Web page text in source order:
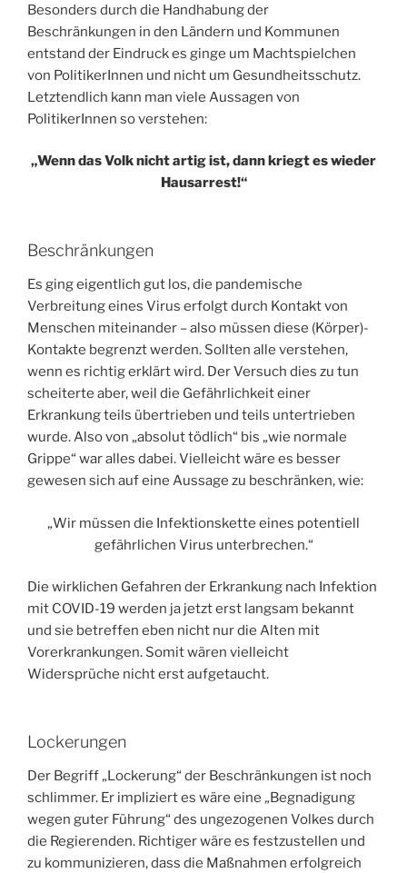
Besonders durch die Handhabung der
Beschränkungen in den Ländern und Kommunen
entstand der Eindruck es ginge um Machtspielchen
von PolitikerInnen und nicht um Gesundheitsschutz.
Letztendlich kann man viele Aussagen von
PolitikerInnen so verstehen:
„Wenn das Volk nicht artig ist, dann kriegt es wieder
Hausarrest!“
Beschränkungen
Es ging eigentlich gut los, die pandemische
Verbreitung eines Virus erfolgt durch Kontakt von
Menschen miteinander – also müssen diese (Körper)-
Kontakte begrenzt werden. Sollten alle verstehen,
wenn es richtig erklärt wird. Der Versuch dies zu tun
scheiterte aber, weil die Gefährlichkeit einer
Erkrankung teils übertrieben und teils untertrieben
wurde. Also von „absolut tödlich“ bis „wie normale
Grippe“ war alles dabei. Vielleicht wäre es besser
gewesen sich auf eine Aussage zu beschränken, wie:
„Wir müssen die Infektionskette eines potentiell
gefährlichen Virus unterbrechen.“
Die wirklichen Gefahren der Erkrankung nach Infektion
mit COVID-19 werden ja jetzt erst langsam bekannt
und sie betreffen eben nicht nur die Alten mit
Vorerkrankungen. Somit wären vielleicht
Widersprüche nicht erst aufgetaucht.
Lockerungen
Der Begriff „Lockerung“ der Beschränkungen ist noch
schlimmer. Er impliziert es wäre eine „Begnadigung
wegen guter Führung“ des ungezogenen Volkes durch
die Regierenden. Richtiger wäre es festzustellen und
zu kommunizieren, dass die Maßnahmen erfolgreich